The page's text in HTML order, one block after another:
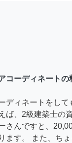
コーディネートの
ディネートをして
ば、2級建築士の
さんですと、
ます。 また、ち